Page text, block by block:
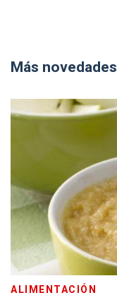
Más novedades
ALIMENTACIÓN